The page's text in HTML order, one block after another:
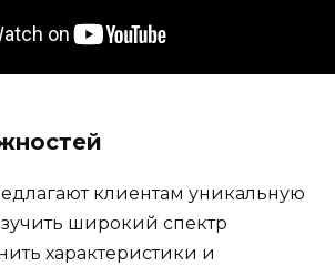
клиентам уникальную
широкий спектр
характеристики и